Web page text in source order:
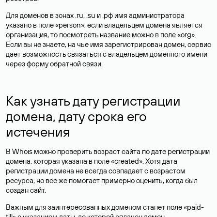
Для доменов в зонах .ru, .su и .рф имя администратора
указано в поле «person», если владельцем домена является
организация, то посмотреть название можно в поле «org».
Если вы не знаете, на чье имя зарегистрирован домен, сервис
дает возможность связаться с владельцем доменного имени
через форму обратной связи.
Как узнать дату регистрации
домена, дату срока его
истечения
В Whois можно проверить возраст сайта по дате регистрации
домена, которая указана в поле «created». Хотя дата
регистрации домена не всегда совпадает с возрастом
ресурса, но все же помогает примерно оценить, когда был
создан сайт.
Важным для заинтересованных доменом станет поле «paid-